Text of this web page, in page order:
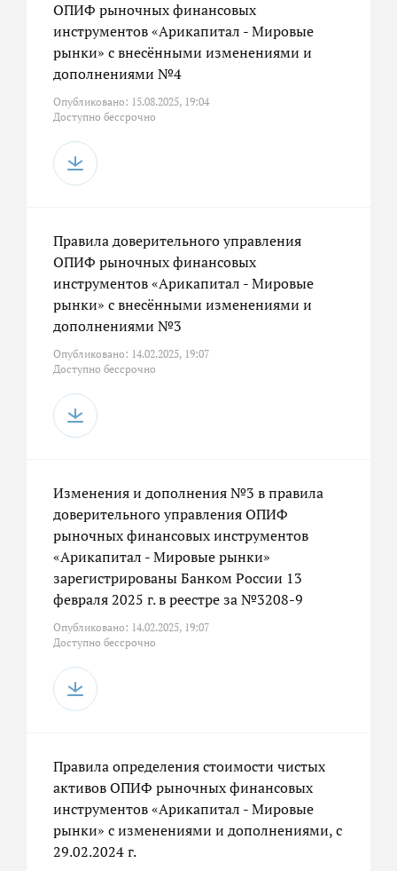
ОПИФ рыночных финансовых
инструментов «Арикапитал - Мировые
рынки» с внесёнными изменениями и
дополнениями №4
Опубликовано: 15.08.2025, 19:04
Доступно бессрочно
Правила доверительного управления
ОПИФ рыночных финансовых
инструментов «Арикапитал - Мировые
рынки» с внесёнными изменениями и
дополнениями №3
Опубликовано: 14.02.2025, 19:07
Доступно бессрочно
Изменения и дополнения №3 в правила
доверительного управления ОПИФ
рыночных финансовых инструментов
«Арикапитал - Мировые рынки»
зарегистрированы Банком России 13
февраля 2025 г. в реестре за №3208-9
Опубликовано: 14.02.2025, 19:07
Доступно бессрочно
Правила определения стоимости чистых
активов ОПИФ рыночных финансовых
инструментов «Арикапитал - Мировые
рынки» с изменениями и дополнениями, с
29.02.2024 г.